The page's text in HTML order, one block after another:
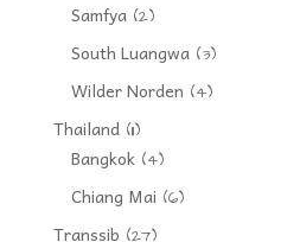
Samfya(2)
South Luangwa(3)
Wilder Norden (4)
Thailand(11)
Bangkok(4)
Chiang Mai (6)
Transsib (27)